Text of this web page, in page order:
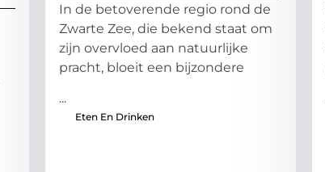
In de betoverende regio rond de
Zwarte Zee, die bekend staat om
zijn overvloed aan natuurlijke
pracht, bloeit een bijzondere
...
Eten En Drinken